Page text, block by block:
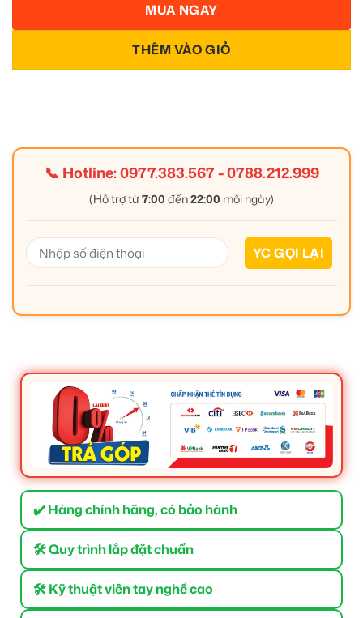
THÊM VÀO GIỎ
MUA NGAY
📞 Hotline:0977.383.567-0788.212.999
(Hỗ trợ từ7:00 đến22:00 mỗi ngày)
✔️ Hàng chính hãng, có bảo hành
🛠 Quy trình lắp đặt chuẩn
🛠 Kỹ thuật viên tay nghề cao